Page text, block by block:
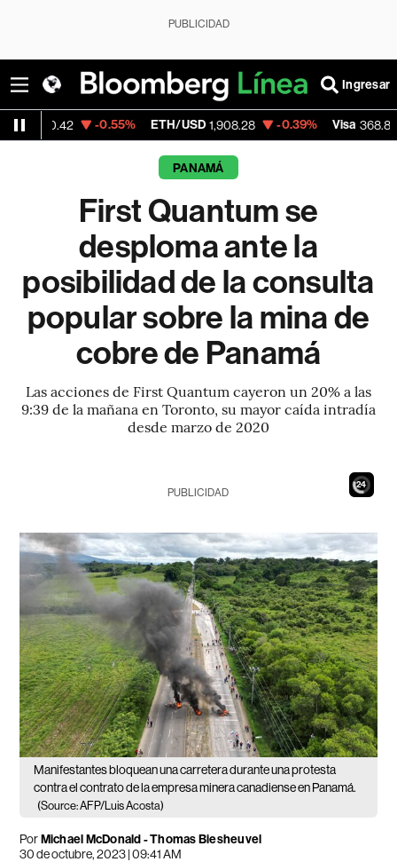
PUBLICIDAD
Ingresar
-0.55% ETH/USD 1,908.28 -0.39% Visa 368.885
PANAMÁ
First Quantum se
desploma ante la
posibilidad de la consulta
popular sobre la mina de
cobre de Panamá
Las acciones de First Quantum cayeron un 20% a las
9:39 de la mañana en Toronto, su mayor caída intradía
desde marzo de 2020
22
PUBLICIDAD
Manifestantes bloquean una carretera durante una protesta
contra el contrato de la empresa minera canadiense en Panamá.
(Source: AFP/Luis Acosta)
PorMichael McDonald - Thomas Biesheuvel
30 de octubre, 2023 | 09:41 AM